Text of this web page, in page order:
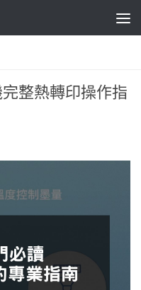
完整熱轉印操作指